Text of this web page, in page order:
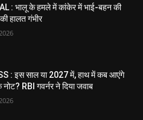
: भालू के हमले में कांकेर में भाई-बहन की
हालत गंभीर
: इस साल या 2027 में, हाथ में कब आएंगे
नोट? RBI गवर्नर ने दिया जवाब